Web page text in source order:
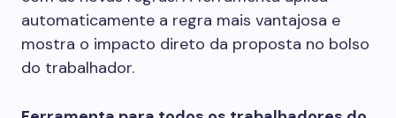
automaticamente a regra mais vantajosa e
mostra o impacto direto da proposta no bolso
do trabalhador.